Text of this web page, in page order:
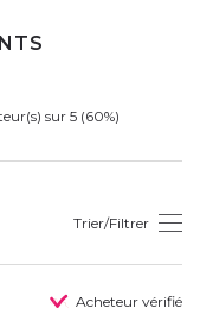
sur 5 (60%)
Trier/Filtrer
Acheteur vérifié